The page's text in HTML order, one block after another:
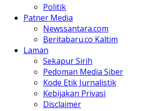
Politik
Patner Media
Newssantara.com
Beritabaru.co Kaltim
Laman
Sekapur Sirih
Pedoman Media Siber
Kode Etik Jurnalistik
Kebijakan Privasi
Disclaimer